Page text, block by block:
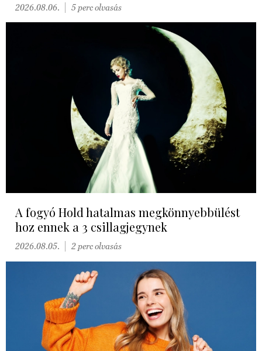
2026.08.06. 5 perc olvasás
A fogyó Hold hatalmas megkönnyebbülést
hoz ennek a 3 csillagjegynek
2026.08.05. 2 perc olvasás